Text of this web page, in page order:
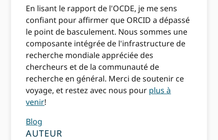
En lisant le rapport de l'OCDE, je me sens
confiant pour affirmer que ORCID a dépassé
le point de basculement. Nous sommes une
composante intégrée de l'infrastructure de
recherche mondiale appréciée des
chercheurs et de la communauté de
recherche en général. Merci de soutenir ce
voyage, et restez avec nous pour plus à
venir!
Blog
AUTEUR